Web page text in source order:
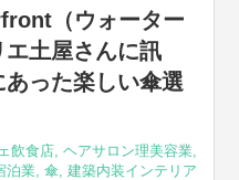
（ウォーター
土屋さんに訊
あった楽しい傘選
飲食店, ヘアサロン理美容業,
泊業, 傘, 建築内装インテリア